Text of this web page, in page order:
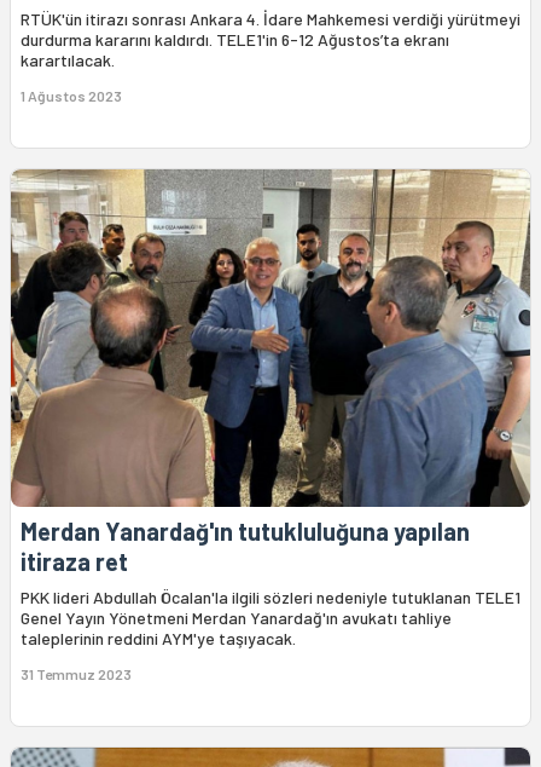
RTÜK'ün itirazı sonrası Ankara 4. İdare Mahkemesi verdiği yürütmeyi
durdurma kararını kaldırdı. TELE1'in 6-12 Ağustos’ta ekranı
karartılacak.
1 Ağustos 2023
Merdan Yanardağ'ın tutukluluğuna yapılan
itiraza ret
PKK lideri Abdullah Öcalan'la ilgili sözleri nedeniyle tutuklanan TELE1
Genel Yayın Yönetmeni Merdan Yanardağ'ın avukatı tahliye
taleplerinin reddini AYM'ye taşıyacak.
31 Temmuz 2023